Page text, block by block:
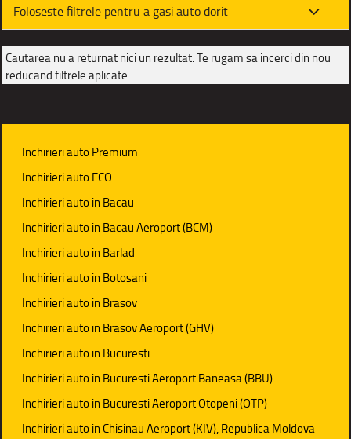
Foloseste filtrele pentru a gasi auto dorit
Cautarea nu a returnat nici un rezultat. Te rugam sa incerci din nou
reducand filtrele aplicate.
Inchirieri auto Premium
Inchirieri auto ECO
Inchirieri auto in Bacau
Inchirieri auto in Bacau Aeroport (BCM)
Inchirieri auto in Barlad
Inchirieri auto in Botosani
Inchirieri auto in Brasov
Inchirieri auto in Brasov Aeroport (GHV)
Inchirieri auto in Bucuresti
Inchirieri auto in Bucuresti Aeroport Baneasa (BBU)
Inchirieri auto in Bucuresti Aeroport Otopeni (OTP)
Inchirieri auto in Chisinau Aeroport (KIV), Republica Moldova